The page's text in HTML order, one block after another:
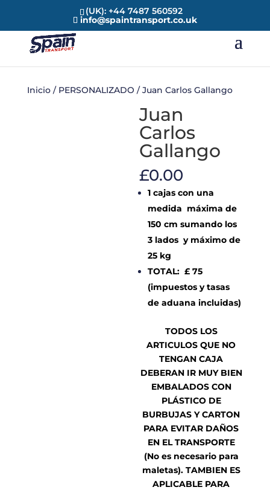
(UK): +44 7487 560592
info@spaintransport.co.uk
Inicio/ PERSONALIZADO / Juan Carlos Gallango
Juan
Carlos
Gallango
£0.00
1 cajas con una
medida máxima de
150 cm sumando los
3 lados y máximo de
25 kg
TOTAL: £ 75
(impuestos y tasas
de aduana incluidas)
TODOS LOS
ARTICULOS QUE NO
TENGAN CAJA
DEBERAN IR MUY BIEN
EMBALADOS CON
PLÁSTICO DE
BURBUJAS Y CARTON
PARA EVITAR DAÑOS
EN EL TRANSPORTE
(No es necesario para
maletas). TAMBIEN ES
APLICABLE PARA